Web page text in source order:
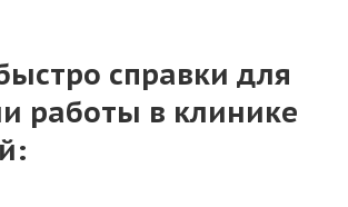
справки для
работы в клинике